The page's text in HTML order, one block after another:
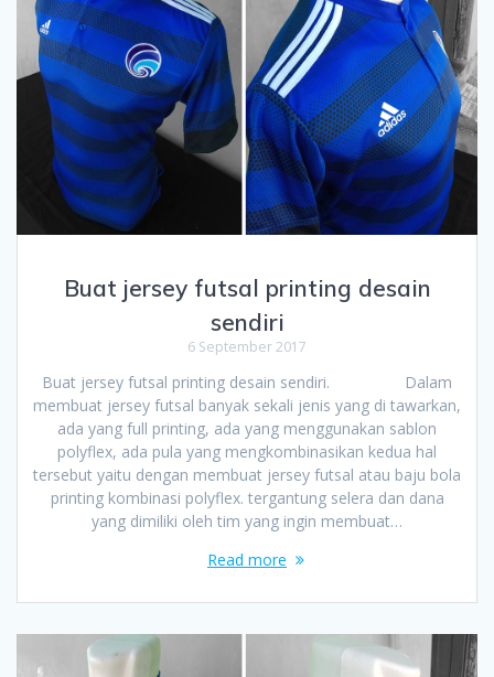
Buat jersey futsal printing desain
sendiri
6 September 2017
Buat jersey futsal printing desain sendiri. Dalam
membuat jersey futsal banyak sekali jenis yang di tawarkan,
ada yang full printing, ada yang menggunakan sablon
polyflex, ada pula yang mengkombinasikan kedua hal
tersebut yaitu dengan membuat jersey futsal atau baju bola
printing kombinasi polyflex. tergantung selera dan dana
yang dimiliki oleh tim yang ingin membuat…
Read more